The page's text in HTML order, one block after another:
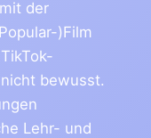
der
)Film
bewusst.
Lehr- und